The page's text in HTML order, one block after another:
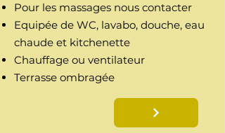
Pour les massages nous contacter
Equipée de WC, lavabo, douche, eau
chaude et kitchenette
Chauffage ou ventilateur
Terrasse ombragée